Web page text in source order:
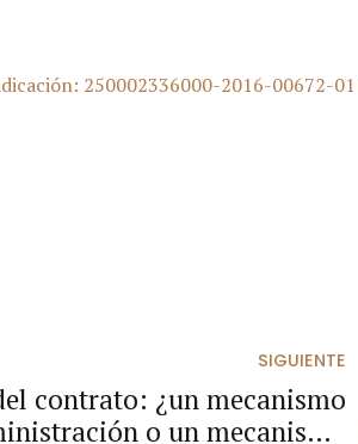
250002336000-2016-00672-
SIGUIENTE
contrato: ¿un mecanismo
o un mecanismo